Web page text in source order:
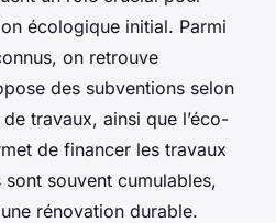
écologique initial. Parmi
on retrouve
des subventions selon
travaux, ainsi que l’éco-
de financer les travaux
souvent cumulables,
rénovation durable.